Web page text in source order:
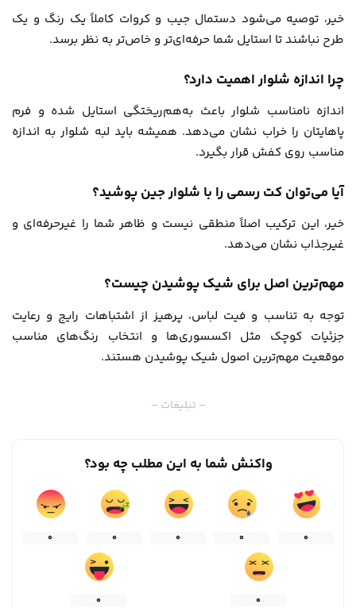
خیر، توصیه می‌شود دستمال جیب و کروات کاملاً یک رنگ و یک
طرح نباشند تا استایل شما حرفه‌ای‌تر و خاص‌تر به نظر برسد.
چرا اندازه شلوار اهمیت دارد؟
اندازه نامناسب شلوار باعث به‌هم‌ریختگی استایل شده و فرم
پاهایتان را خراب نشان می‌دهد. همیشه باید لبه شلوار به اندازه
مناسب روی کفش قرار بگیرد.
آیا می‌توان کت رسمی را با شلوار جین پوشید؟
خیر، این ترکیب اصلاً منطقی نیست و ظاهر شما را غیرحرفه‌ای و
غیرجذاب نشان می‌دهد.
مهم‌ترین اصل برای شیک پوشیدن چیست؟
توجه به تناسب و فیت لباس، پرهیز از اشتباهات رایج و رعایت
جزئیات کوچک مثل اکسسوری‌ها و انتخاب رنگ‌های مناسب
موقعیت مهم‌ترین اصول شیک پوشیدن هستند.
– تبلیغات –
واکنش شما به این مطلب چه بود؟
0
0
0
0
0
0
0